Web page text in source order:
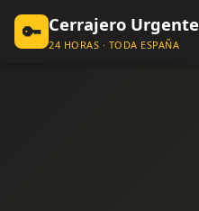
🔑 Cerrajero Urgente
24 HORAS · TODA ESPAÑA